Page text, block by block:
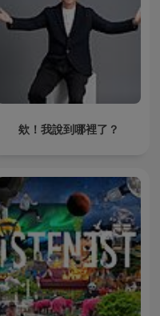
欸！我說到哪裡了？